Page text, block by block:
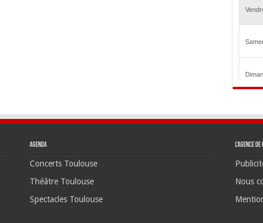
Agenda
Concerts Toulouse
Théâtre Toulouse
Spectacles Toulouse
L’agence
Nous